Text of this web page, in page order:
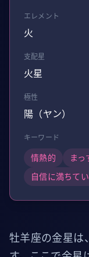
エレメント
火
支配星
火星
極性
陽（ヤン）
キーワード
情熱的 まっ
自信に満ちて
牡羊座の金星は